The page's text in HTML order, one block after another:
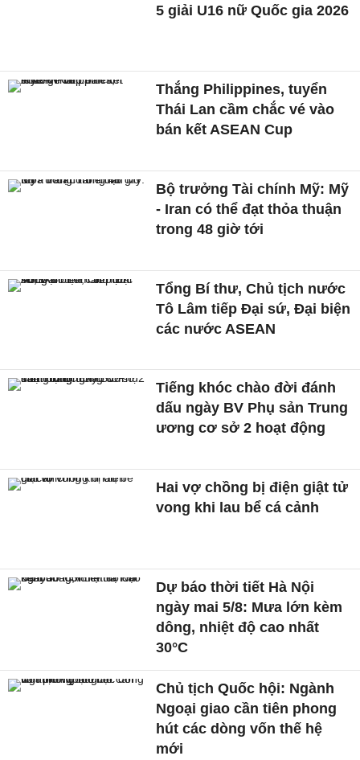
5 giải U16 nữ Quốc gia 2026
Thắng Philippines, tuyển
Thái Lan cầm chắc vé vào
bán kết ASEAN Cup
Bộ trưởng Tài chính Mỹ: Mỹ
- Iran có thể đạt thỏa thuận
trong 48 giờ tới
Tổng Bí thư, Chủ tịch nước
Tô Lâm tiếp Đại sứ, Đại biện
các nước ASEAN
Tiếng khóc chào đời đánh
dấu ngày BV Phụ sản Trung
ương cơ sở 2 hoạt động
Hai vợ chồng bị điện giật tử
vong khi lau bể cá cảnh
Dự báo thời tiết Hà Nội
ngày mai 5/8: Mưa lớn kèm
dông, nhiệt độ cao nhất
30°C
Chủ tịch Quốc hội: Ngành
Ngoại giao cần tiên phong
hút các dòng vốn thế hệ
mới